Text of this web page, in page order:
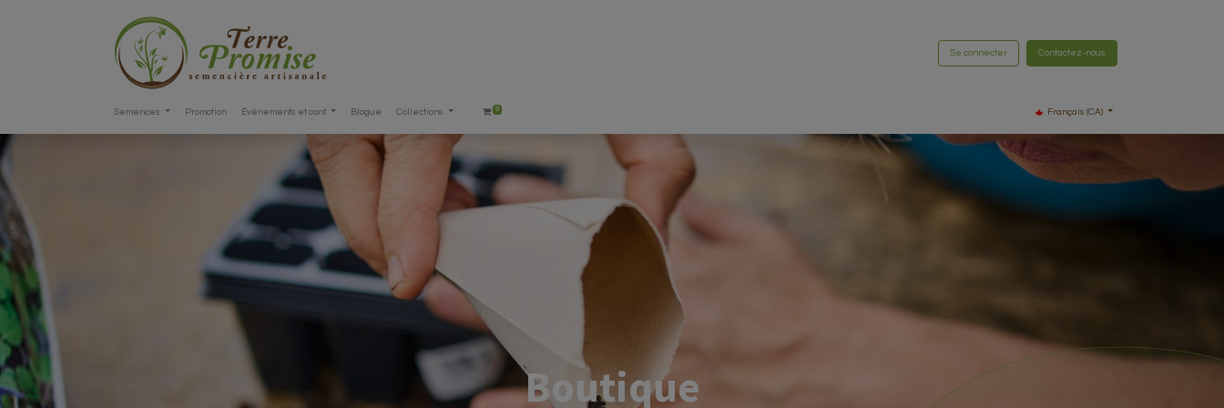
Se connecter Contactez-nous
Semences Promotion Événements et conf. Blogue Collections 0 Français (CA)
Boutique